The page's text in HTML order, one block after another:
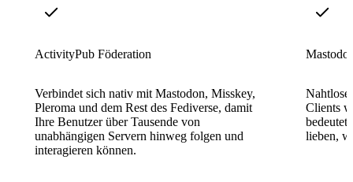
ActivityPub Föderation
Verbindet sich nativ mit Mastodon, Misskey,
Pleroma und dem Rest des Fediverse, damit
Ihre Benutzer über Tausende von
unabhängigen Servern hinweg folgen und
interagieren können.
Clients
lieben,